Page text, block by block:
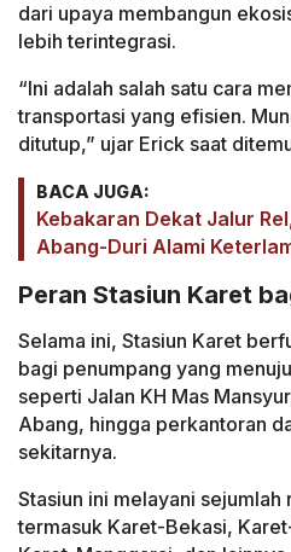
dari upaya membangun
lebih terintegrasi.
“Ini adalah salah satu cara
transportasi yang efisien.
ditutup,” ujar Erick saat
BACA JUGA:
Kebakaran Dekat Jalur
Abang-Duri Alami
Peran Stasiun Karet
Selama ini, Stasiun Karet
bagi penumpang yang
seperti Jalan KH Mas
Abang, hingga perkantoran
sekitarnya.
Stasiun ini melayani sejumlah
termasuk Karet-Bekasi,